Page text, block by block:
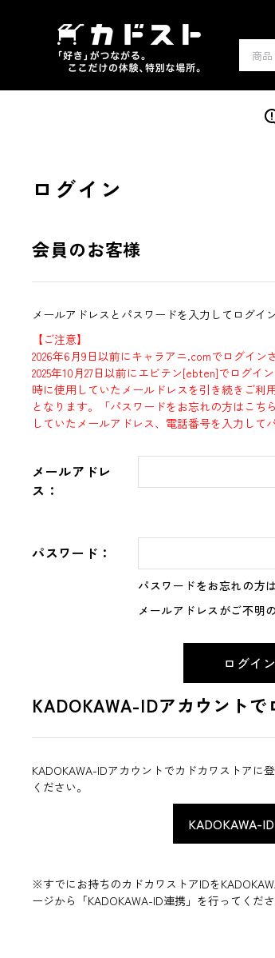
ログイン
会員のお客様
メールアドレスとパスワードを入力してログイ
【ご注意】
2026年6月9日以前にキャラアニ.comでログイン
2025年10月27日以前にエビテン[ebten]でログイ
時に使用していたメールドレスを引き続きご利
となります。「パスワードをお忘れの方はこ
していたメールアドレス、電話番号を入力して
メールアドレ
ス：
パスワード：
パスワードをお忘れの方
メールアドレスがご不明
KADOKAWA-IDアカウントで
KADOKAWA-IDアカウントでカドカワストアに
ください。
※すでにお持ちのカドカワストアIDを
ージから「KADOKAWA-ID連携」を行ってくださ